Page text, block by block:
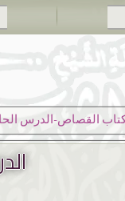
القصاص-الدرس